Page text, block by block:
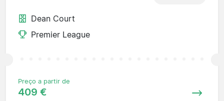
Dean Court
Premier League
Preço a partir de
409 €